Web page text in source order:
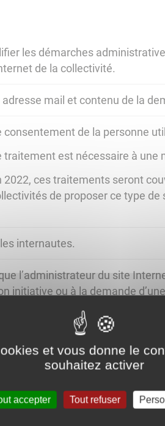
les démarches
de la collectivité.
adresse mail et contenu de la
consentement de la personne
traitement est nécessaire à une
2022, ces traitements seront
de proposer ce type de
internautes.
l’administrateur du site
initiative ou à la demande
qui utilise le service
et vous donne le
souhaitez activer
accepter Tout refuser